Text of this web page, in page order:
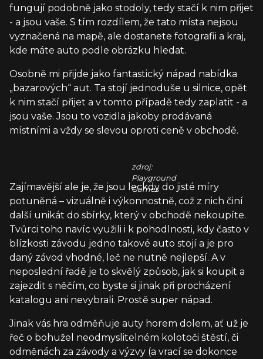
fungují podobně jako stodoly, tedy stačí k nim přijet
- a jsou vaše. S tím rozdílem, že tato místa nejsou
vyznačená na mapě, ale dostanete fotografii a kraj,
kde máte auto podle obrázku hledat.
Osobně mi přijde jako fantastický nápad nabídka
„bazarových“ aut. Ta stojí jednoduše u silnice, opět
k nim stačí přijet a v tomto případě tedy zaplatit - a
jsou vaše. Jsou to vozidla jakoby prodávaná
místními a vždy se slevou oproti ceně v obchodě.
zdroj:
Playground
Games
Zajímavější ale je, že jsou leckdy do jisté míry
potuněná – vizuálně i výkonnostně, což z nich činí
další unikát do sbírky, který v obchodě nekoupíte.
Tvůrci toho navíc využili i k pohodlnosti, kdy často v
blízkosti závodu jedno takové auto stojí a je pro
daný závod vhodné, leč ne nutně nejlepší. A v
neposlední řadě je to skvělý způsob, jak si koupit a
zajezdit s něčím, co byste si jinak při procházení
katalogu ani nevybrali. Prostě super nápad.
Jinak vás hra odměňuje auty horem dolem, ať už je
řeč o bohužel neodmyslitelném kolotoči štěstí, či
odměnách za závody a výzvy (a vrací se dokonce